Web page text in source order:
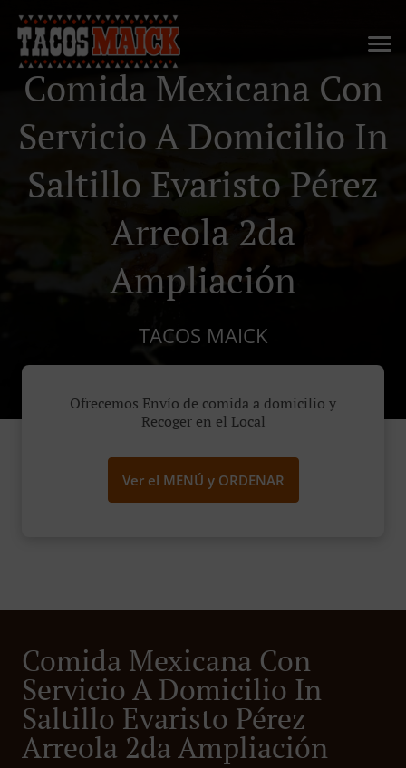
Comida Mexicana Con
Servicio A Domicilio In
Saltillo Evaristo Pérez
Arreola 2da
Ampliación
TACOS MAICK
Ofrecemos Envío de comida a domicilio y
Recoger en el Local
Ver el MENÚ y ORDENAR
Comida Mexicana Con
Servicio A Domicilio In
Saltillo Evaristo Pérez
Arreola 2da Ampliación